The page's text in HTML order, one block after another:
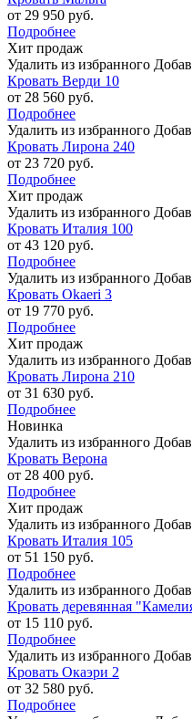
от 29 950 руб.
Подробнее
Хит продаж
Удалить из избранного
Кровать Верди 10
от 28 560 руб.
Подробнее
Удалить из избранного
Кровать Лирона 240
от 23 720 руб.
Подробнее
Хит продаж
Удалить из избранного
Кровать Италия 100
от 43 120 руб.
Подробнее
Удалить из избранного
Кровать Okaeri 3
от 19 770 руб.
Подробнее
Хит продаж
Удалить из избранного
Кровать Лирона 210
от 31 630 руб.
Подробнее
Новинка
Удалить из избранного
Кровать Верона
от 28 400 руб.
Подробнее
Хит продаж
Удалить из избранного
Кровать Италия 105
от 51 150 руб.
Подробнее
Удалить из избранного
Кровать деревянная
от 15 110 руб.
Подробнее
Удалить из избранного
Кровать Окаэри 2
от 32 580 руб.
Подробнее